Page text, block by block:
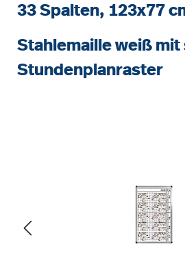
33 Spalten, 123x77
Stahlemaille weiß mit
Stundenplanraster